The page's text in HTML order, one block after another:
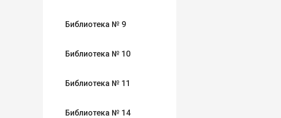
Библиотека № 9
Библиотека № 10
Библиотека № 11
Библиотека № 14